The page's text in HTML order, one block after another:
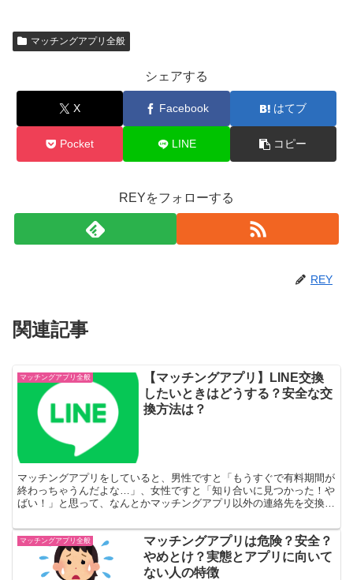
マッチングアプリ全般
シェアする
X Facebook はてブ
Pocket LINE コピー
REYをフォローする
REY
関連記事
マッチングアプリ全般
【マッチングアプリ】LINE交換
したいときはどうする？安全な交
換方法は？
マッチングアプリをしていると、男性ですと「もうすぐで有料期間が
終わっちゃうんだよな…」、女性ですと「知り合いに見つかった！や
ばい！」と思って、なんとかマッチングアプリ以外の連絡先を交換で
マッチングアプリ全般
マッチングアプリは危険？安全？
やめとけ？実態とアプリに向いて
ない人の特徴